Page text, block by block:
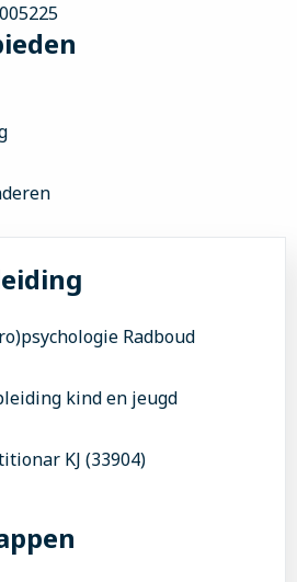
Radboud
kind en jeugd
KJ (33904)